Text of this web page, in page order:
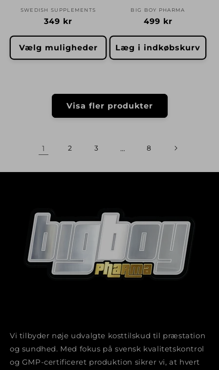
Forhandler:
SWEDISH SUPPLEMENTS
Normalpris
349 kr
Vælg muligheder
Forhandler:
BIG BOY PHARMA
Normalpris
499 kr
Læg i indkøbskurv
Visa fler produkter
1 2 3 … 8
Vi tilbyder nøje udvalgte kosttilskud til præstation
og sundhed. Med fokus på svensk kvalitetskontrol
og GMP-certificeret produktion sikrer vi, at hvert